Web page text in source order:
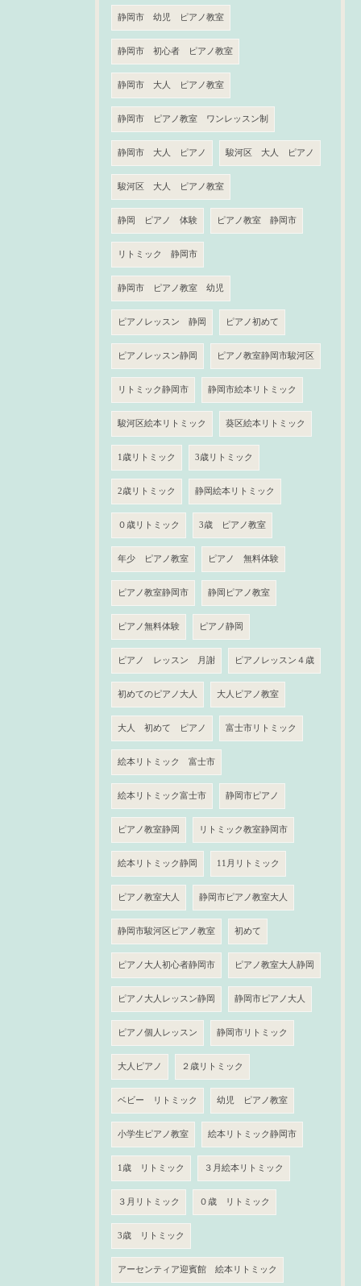
静岡市 幼児 ピアノ教室
静岡市 初心者 ピアノ教室
静岡市 大人 ピアノ教室
静岡市 ピアノ教室 ワンレッスン制
静岡市 大人 ピアノ 駿河区 大人 ピアノ
駿河区 大人 ピアノ教室
静岡 ピアノ 体験 ピアノ教室 静岡市
リトミック 静岡市
静岡市 ピアノ教室 幼児
ピアノレッスン 静岡 ピアノ初めて
ピアノレッスン静岡 ピアノ教室静岡市駿河区
リトミック静岡市 静岡市絵本リトミック
駿河区絵本リトミック 葵区絵本リトミック
1歳リトミック 3歳リトミック
2歳リトミック 静岡絵本リトミック
０歳リトミック 3歳 ピアノ教室
年少 ピアノ教室 ピアノ 無料体験
ピアノ教室静岡市 静岡ピアノ教室
ピアノ無料体験 ピアノ静岡
ピアノ レッスン 月謝 ピアノレッスン４歳
初めてのピアノ大人 大人ピアノ教室
大人 初めて ピアノ 富士市リトミック
絵本リトミック 富士市
絵本リトミック富士市 静岡市ピアノ
ピアノ教室静岡 リトミック教室静岡市
絵本リトミック静岡 11月リトミック
ピアノ教室大人 静岡市ピアノ教室大人
静岡市駿河区ピアノ教室 初めて
ピアノ大人初心者静岡市 ピアノ教室大人静岡
ピアノ大人レッスン静岡 静岡市ピアノ大人
ピアノ個人レッスン 静岡市リトミック
大人ピアノ ２歳リトミック
ベビー リトミック 幼児 ピアノ教室
小学生ピアノ教室 絵本リトミック静岡市
1歳 リトミック ３月絵本リトミック
３月リトミック ０歳 リトミック
3歳 リトミック
アーセンティア迎賓館 絵本リトミック